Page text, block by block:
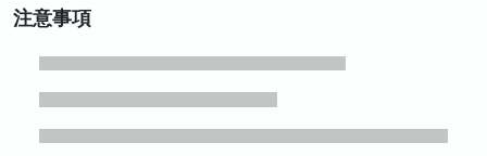
注意事項